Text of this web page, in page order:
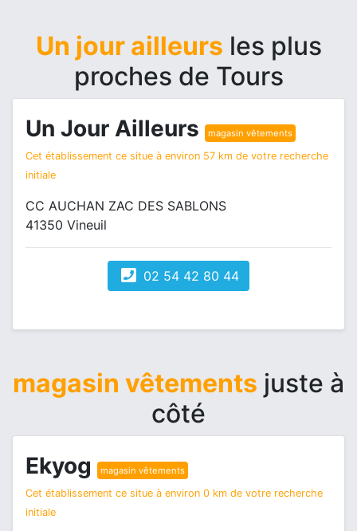
Un jour ailleurs les plus
proches de Tours
Un Jour Ailleurs magasin vêtements
Cet établissement ce situe à environ 57 km de votre recherche
initiale
CC AUCHAN ZAC DES SABLONS
41350 Vineuil
02 54 42 80 44
magasin vêtements juste à
côté
Ekyog magasin vêtements
Cet établissement ce situe à environ 0 km de votre recherche
initiale